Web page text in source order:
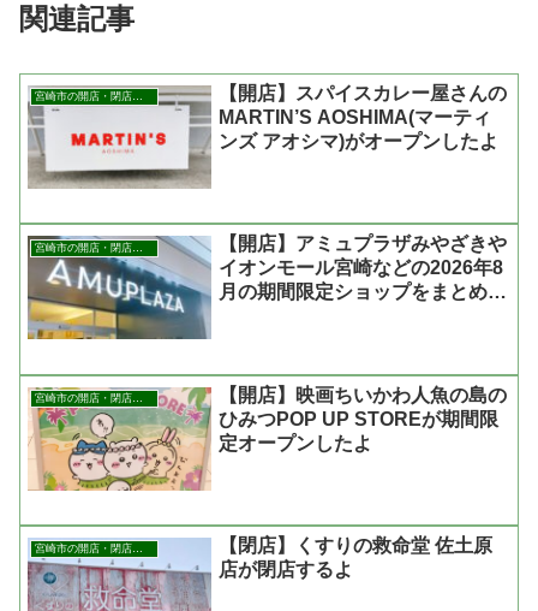
関連記事
宮崎市の開店・閉店まとめ
【開店】スパイスカレー屋さんの
MARTIN’S AOSHIMA(マーティ
ンズ アオシマ)がオープンしたよ
【開店】アミュプラザみやざきや
イオンモール宮崎などの2026年8
月の期間限定ショップをまとめた
【開店】映画ちいかわ人魚の島の
ひみつPOP UP STOREが期間限
定オープンしたよ
宮崎市の開店・閉店まとめ
【閉店】くすりの救命堂 佐土原
店が閉店するよ